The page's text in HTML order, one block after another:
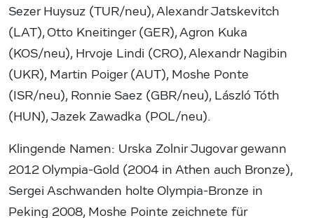
Sezer Huysuz (TUR/neu), Alexandr Jatskevitch
(LAT), Otto Kneitinger (GER), Agron Kuka
(KOS/neu), Hrvoje Lindi (CRO), Alexandr Nagibin
(UKR), Martin Poiger (AUT), Moshe Ponte
(ISR/neu), Ronnie Saez (GBR/neu), László Tóth
(HUN), Jazek Zawadka (POL/neu).
Klingende Namen: Urska Zolnir Jugovar gewann
2012 Olympia-Gold (2004 in Athen auch Bronze),
Sergei Aschwanden holte Olympia-Bronze in
Peking 2008, Moshe Pointe zeichnete für